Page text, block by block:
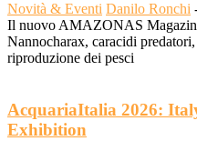
Novità & Eventi Danilo Ronchi
Il nuovo AMAZONAS
Nannocharax, caracidi
riproduzione dei pesci
AcquariaItalia 2026:
Exhibition